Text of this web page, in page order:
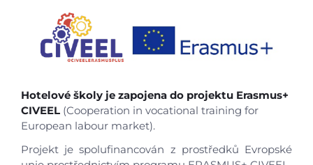
Hotelové školy je zapojena do projektu Erasmus+
CIVEEL (Cooperation in vocational training for
European labour market).
Projekt je spolufinancován z prostředků Evropské